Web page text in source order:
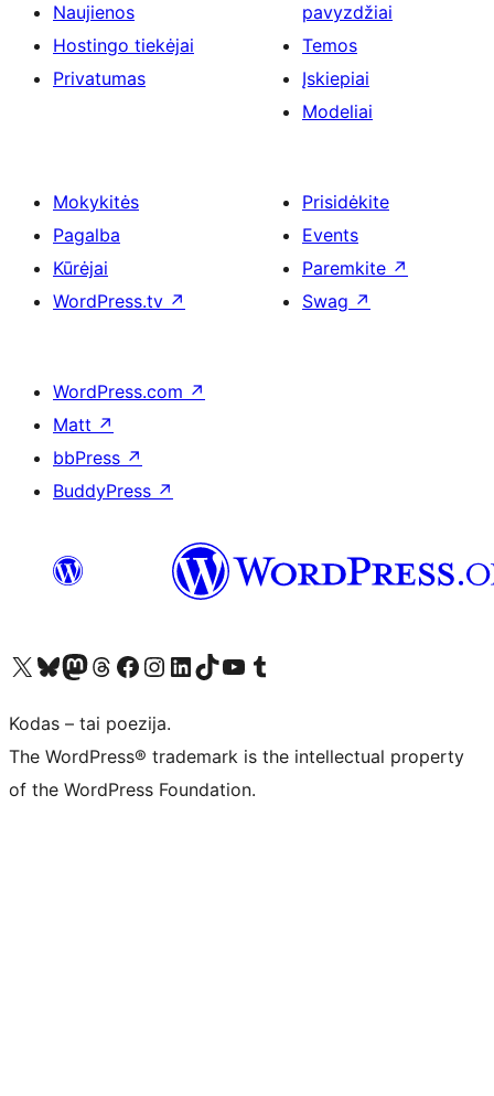
Naujienos
Hostingo tiekėjai
Privatumas
pavyzdžiai
Temos
Įskiepiai
Modeliai
Mokykitės
Pagalba
Kūrėjai
WordPress.tv ↗
Prisidėkite
Events
Paremkite ↗
Swag ↗
WordPress.com ↗
Matt ↗
bbPress ↗
BuddyPress ↗
Visit our X (formerly Twitter) account
Apsilankykite mūsų Bluesky paskyroje
Visit our Mastodon account
Apsilankykite mūsų Threads paskyroje
Visit our Facebook page
Visit our Instagram account
Visit our LinkedIn account
Apsilankykite mūsų TikTok paskyroje
Visit our YouTube channel
Apsilankykite mūsų Tumblr paskyroje
Kodas – tai poezija.
The WordPress® trademark is the intellectual property
of the WordPress Foundation.